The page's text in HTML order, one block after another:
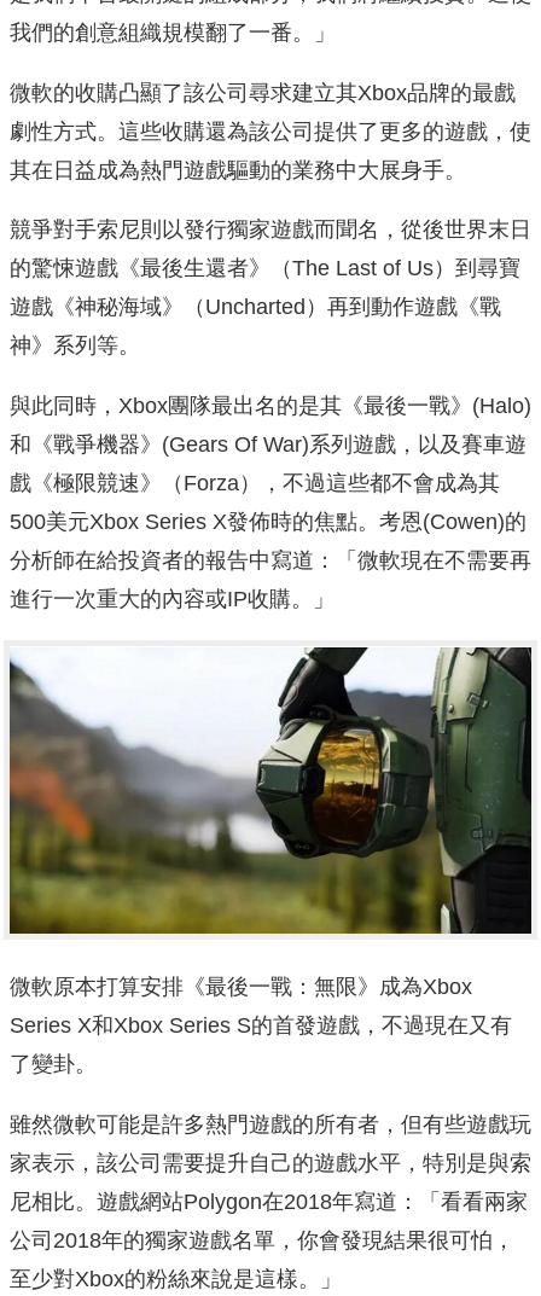
我們的創意組織規模翻了一番。」
微軟的收購凸顯了該公司尋求建立其Xbox品牌的最戲
劇性方式。這些收購還為該公司提供了更多的遊戲，使
其在日益成為熱門遊戲驅動的業務中大展身手。
競爭對手索尼則以發行獨家遊戲而聞名，從後世界末日
的驚悚遊戲《最後生還者》（The Last of Us）到尋寶
遊戲《神秘海域》（Uncharted）再到動作遊戲《戰
神》系列等。
與此同時，Xbox團隊最出名的是其《最後一戰》(Halo)
和《戰爭機器》(Gears Of War)系列遊戲，以及賽車遊
戲《極限競速》（Forza），不過這些都不會成為其
500美元Xbox Series X發佈時的焦點。考恩(Cowen)的
分析師在給投資者的報告中寫道：「微軟現在不需要再
進行一次重大的內容或IP收購。」
微軟原本打算安排《最後一戰：無限》成為Xbox
Series X和Xbox Series S的首發遊戲，不過現在又有
了變卦。
雖然微軟可能是許多熱門遊戲的所有者，但有些遊戲玩
家表示，該公司需要提升自己的遊戲水平，特別是與索
尼相比。遊戲網站Polygon在2018年寫道：「看看兩家
公司2018年的獨家遊戲名單，你會發現結果很可怕，
至少對Xbox的粉絲來說是這樣。」